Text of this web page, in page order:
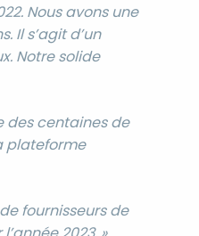
Nous avons une
Il s’agit d’un
Notre solide
des centaines de
plateforme
fournisseurs de